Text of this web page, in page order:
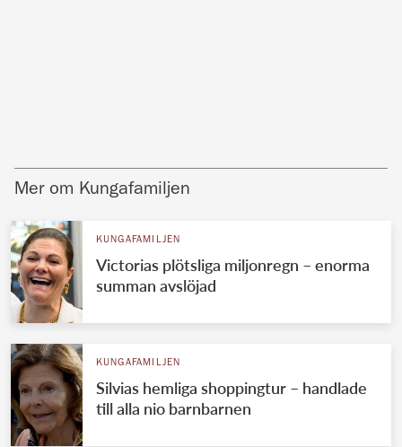
Mer om Kungafamiljen
KUNGAFAMILJEN
Victorias plötsliga miljonregn – enorma
summan avslöjad
KUNGAFAMILJEN
Silvias hemliga shoppingtur – handlade
till alla nio barnbarnen